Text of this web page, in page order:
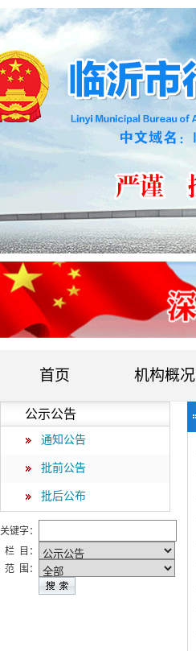
首页 机构概况
公示公告
通知公告
批前公告
批后公布
关键字：
栏 目：
范 围：